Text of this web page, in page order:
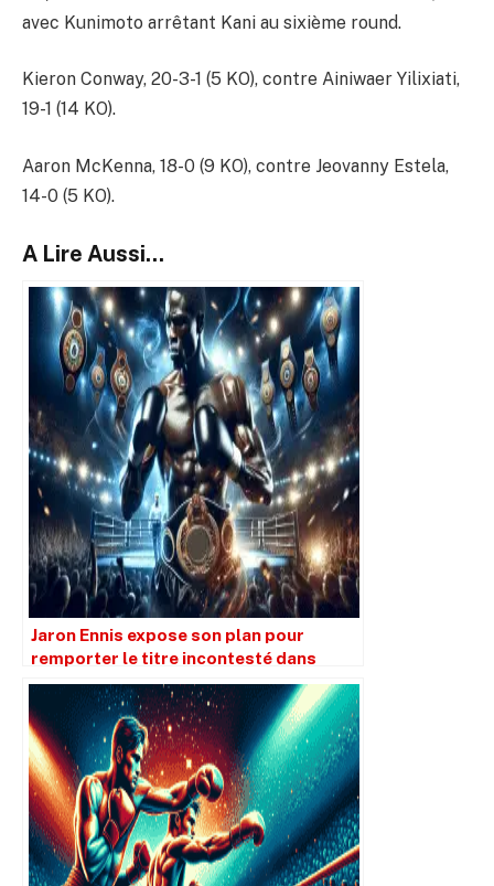
avec Kunimoto arrêtant Kani au sixième round.
Kieron Conway, 20-3-1 (5 KO), contre Ainiwaer Yilixiati,
19-1 (14 KO).
Aaron McKenna, 18-0 (9 KO), contre Jeovanny Estela,
14-0 (5 KO).
A Lire Aussi...
Jaron Ennis expose son plan pour
remporter le titre incontesté dans
quatre divisions